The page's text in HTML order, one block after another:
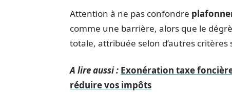
Attention à ne pas confondre
comme une barrière, alors que le
totale, attribuée selon d’autres critères
A lire aussi : Exonération taxe
réduire vos impôts